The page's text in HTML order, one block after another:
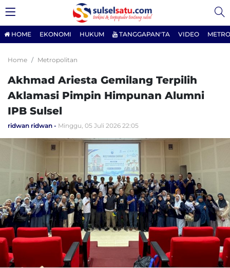
HOME EKONOMI HUKUM TANGGAPAN'TA VIDEO
Home Metropolitan
Akhmad Ariesta Gemilang Terpilih
Aklamasi Pimpin Himpunan Alumni
IPB Sulsel
ridwan ridwan Minggu, 05 Juli 2026 22:05